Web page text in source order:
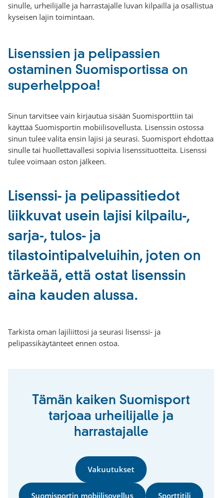
sinulle, urheilijalle ja harrastajalle luvan kilpailla ja osallistua
kyseisen lajin toimintaan.
Lisenssien ja pelipassien
ostaminen Suomisportissa on
superhelppoa!
Sinun tarvitsee vain kirjautua sisään Suomisporttiin tai
käyttää Suomisportin mobiilisovellusta. Lisenssin ostossa
sinun tulee valita ensin lajisi ja seurasi. Suomisport ehdottaa
sinulle tai huollettavallesi sopivia lisenssituotteita. Lisenssi
tulee voimaan oston jälkeen.
Lisenssi- ja pelipassitiedot
liikkuvat usein lajisi kilpailu-,
sarja-, tulos- ja
tilastointipalveluihin, joten on
tärkeää, että ostat lisenssin
aina kauden alussa.
Tarkista oman lajiliittosi ja seurasi lisenssi- ja
pelipassikäytänteet ennen ostoa.
Tämän kaiken Suomisport
tarjoaa urheilijalle ja
harrastajalle
Vakuutukset
Suomisportin mobiilisovellus Sporttitili